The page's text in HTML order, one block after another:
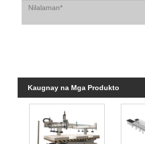
Kaugnay na Mga Produkto